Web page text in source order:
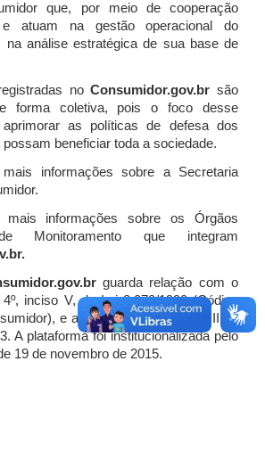
que, por meio de cooperação
e atuam na gestão operacional do
na análise estratégica de sua base de
noConsumidor.gov.br são
forma coletiva, pois o foco desse
aprimorar as políticas de defesa dos
beneficiar toda a sociedade.
informações sobre a Secretaria
informações sobre os Órgãos
Monitoramento que integram
guarda relação com o
inciso V, da Lei 8.078/1990 (Código
e artigo 7º, incisos I, II e III do
A plataforma foi institucionalizada pelo
19 de novembro de 2015.